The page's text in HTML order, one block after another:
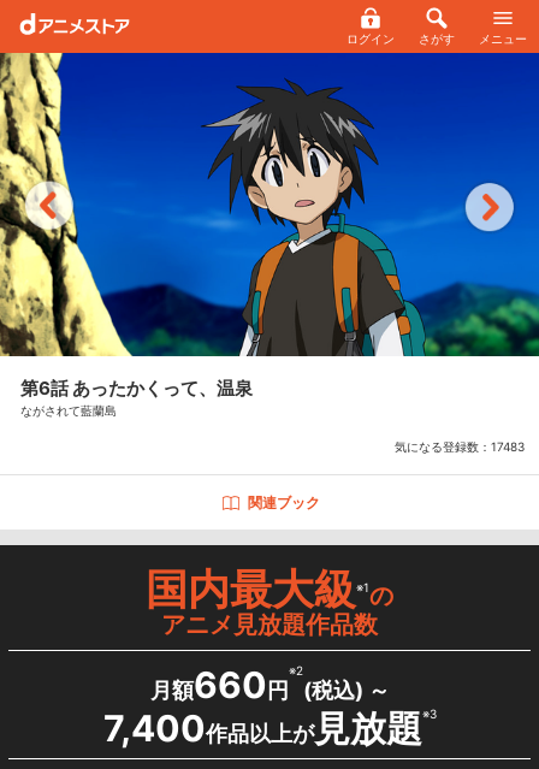
ログイン さがす メニュー
第6話 あったかくって、温泉
ながされて藍蘭島
気になる登録数： 17483
関連ブック
国内最大級※1の
アニメ見放題作品数
月額660 円
※2
(税込) ～
7,400作品以上が見放題※3